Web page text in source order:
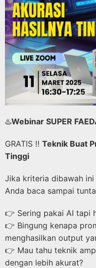
♨️Webinar SUPER
GRATIS ‼️ Teknik Buat
Tinggi
Jika kriteria dibawah
Anda baca sampai
👉 Sering pakai AI tapi
👉 Bingung kenapa
menghasilkan output
👉 Mau tahu teknik
dengan lebih akurat?